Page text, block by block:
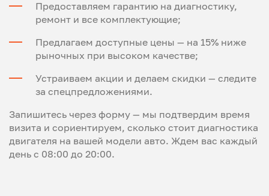
Предоставляем гарантию на диагностику,
ремонт и все комплектующие;
Предлагаем доступные цены — на 15% ниже
рыночных при высоком качестве;
Устраиваем акции и делаем скидки — следите
за спецпредложениями.
Запишитесь через форму — мы подтвердим время
визита и сориентируем, сколько стоит диагностика
двигателя на вашей модели авто. Ждем вас каждый
день с 08:00 до 20:00.